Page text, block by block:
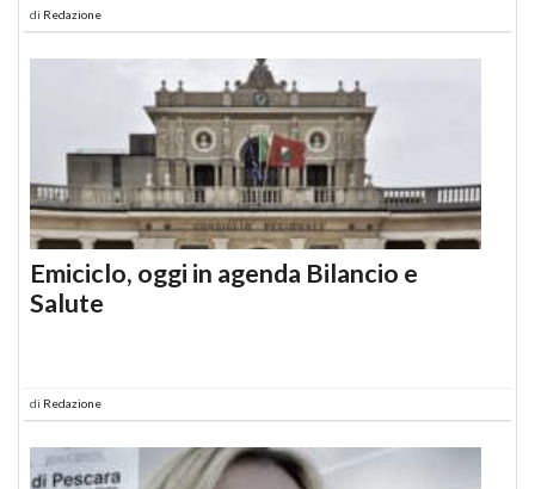
di Redazione
Emiciclo, oggi in agenda Bilancio e
Salute
di Redazione